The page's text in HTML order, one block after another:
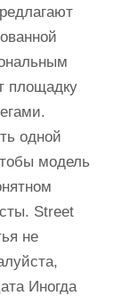
площадку
одной
модель
Street
не
Иногда